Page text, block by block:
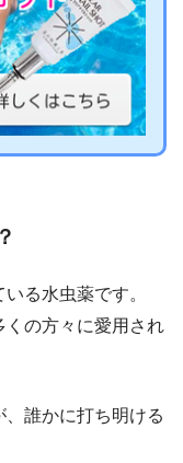
る水虫薬です。
くの方々に愛用され
誰かに打ち明ける